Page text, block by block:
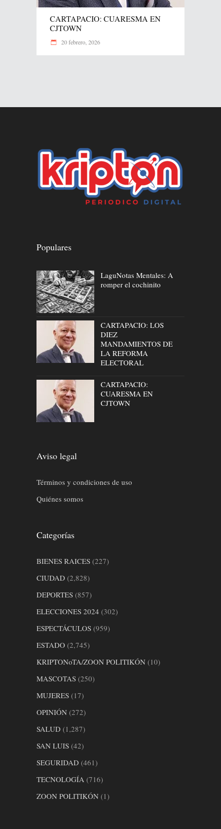
CARTAPACIO: CUARESMA EN
CJTOWN
20 febrero, 2026
Populares
LaguNotas Mentales: A
romper el cochinito
CARTAPACIO: LOS
DIEZ
MANDAMIENTOS DE
LA REFORMA
ELECTORAL
CARTAPACIO:
CUARESMA EN
CJTOWN
Aviso legal
Términos y condiciones de uso
Quiénes somos
Categorías
BIENES RAICES (227)
CIUDAD (2,828)
DEPORTES (857)
ELECCIONES 2024 (302)
ESPECTÁCULOS (959)
ESTADO (2,745)
KRIPTONoTA/ZOON POLITIKÓN (10)
MASCOTAS (250)
MUJERES (17)
OPINIÓN (272)
SALUD (1,287)
SAN LUIS (42)
SEGURIDAD (461)
TECNOLOGÍA (716)
ZOON POLITIKÓN (1)